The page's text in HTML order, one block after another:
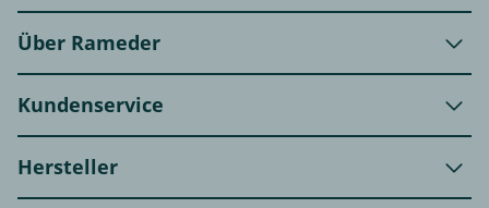
Über Rameder
Kundenservice
Hersteller